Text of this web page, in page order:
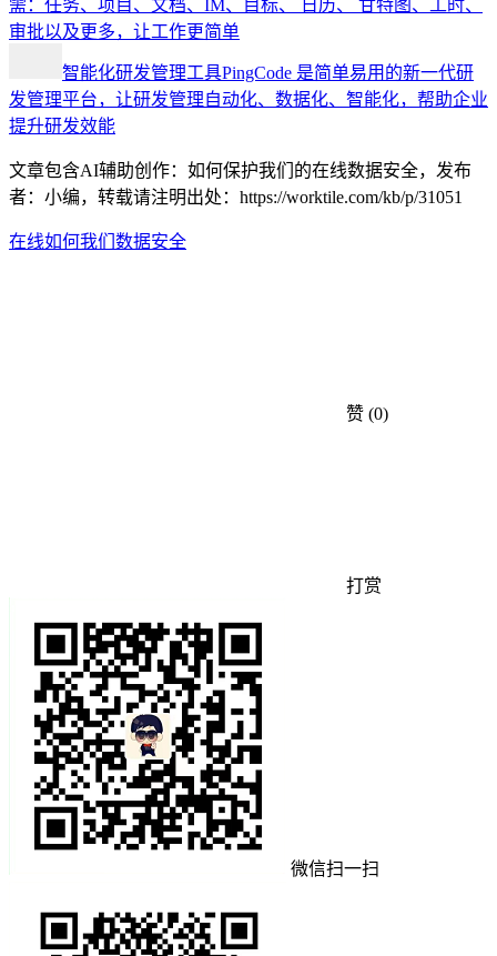
需：任务、项目、文档、IM、目标、 日历、 甘特图、工时、
审批以及更多，让工作更简单
智能化研发管理工具PingCode 是简单易用的新一代研
发管理平台，让研发管理自动化、数据化、智能化，帮助企业
提升研发效能
文章包含AI辅助创作：如何保护我们的在线数据安全，发布
者：小编，转载请注明出处： https://worktile.com/kb/p/31051
在线如何我们 数据安全
赞 (0)
打赏
微信扫一扫